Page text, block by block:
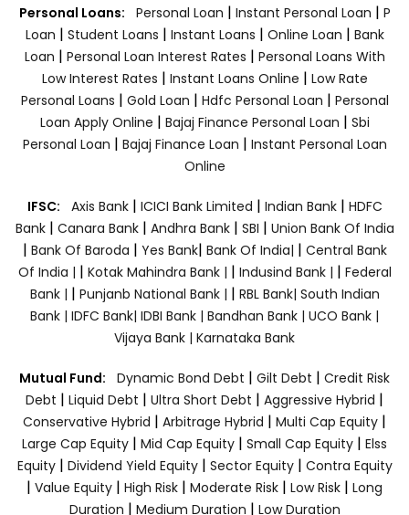
Personal Loans: Personal Loan | Instant Personal Loan | P
Loan | Student Loans | Instant Loans | Online Loan | Bank
Loan | Personal Loan Interest Rates | Personal Loans With
Low Interest Rates | Instant Loans Online | Low Rate
Personal Loans | Gold Loan | Hdfc Personal Loan | Personal
Loan Apply Online | Bajaj Finance Personal Loan | Sbi
Personal Loan | Bajaj Finance Loan | Instant Personal Loan
Online
IFSC: Axis Bank | ICICI Bank Limited | Indian Bank | HDFC
Bank| Canara Bank | Andhra Bank| SBI | Union Bank Of India
| Bank Of Baroda | Yes Bank| Bank Of India| | Central Bank
Of India | | Kotak Mahindra Bank | | Indusind Bank | | Federal
Bank | | Punjanb National Bank | | RBL Bank| South Indian
Bank | IDFC Bank| IDBI Bank | Bandhan Bank | UCO Bank |
Vijaya Bank | Karnataka Bank
Mutual Fund: Dynamic Bond Debt | Gilt Debt | Credit Risk
Debt | Liquid Debt | Ultra Short Debt | Aggressive Hybrid |
Conservative Hybrid | Arbitrage Hybrid | Multi Cap Equity |
Large Cap Equity | Mid Cap Equity | Small Cap Equity | Elss
Equity| Dividend Yield Equity| Sector Equity | Contra Equity
| Value Equity | High Risk | Moderate Risk | Low Risk | Long
Duration | Medium Duration | Low Duration